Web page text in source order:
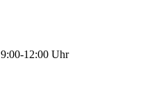
9:00-12:00 Uhr